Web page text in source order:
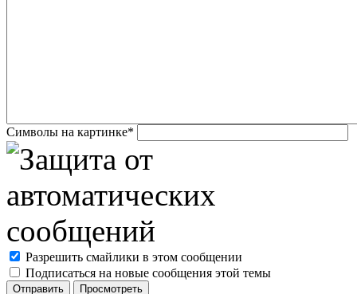
Символы на картинке*
Разрешить смайлики в этом сообщении
Подписаться на новые сообщения этой темы